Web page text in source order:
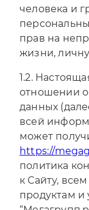
человека и
прав на
жизни,
1.2.
отношении
данных
всей
может
https://
политика
к Сайту,
продуктам